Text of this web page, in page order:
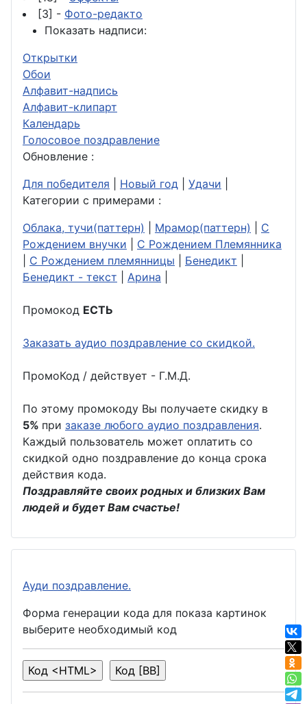
[3] - Фото-редакто
Показать надписи:
Открытки
Обои
Алфавит-надпись
Алфавит-клипарт
Календарь
Голосовое поздравление
Обновление :
Для победителя
Новый год Удачи
Категории с примерами :
Облака, тучи(паттерн)
Мрамор(паттерн)
С
Рождением внучки
С Рождением Племянника
С Рождением племянницы Бенедикт
Бенедикт - текст
Арина
Промокод ЕСТЬ
Заказать аудио поздравление со скидкой.
ПромоКод / действует - Г.М.Д.
По этому промокоду Вы получаете скидку в
5% при заказе любого аудио поздравления.
Каждый пользователь может оплатить со
скидкой одно поздравление до конца срока
действия кода.
Поздравляйте своих родных и близких Вам
людей и будет Вам счастье!
Ауди поздравление.
Форма генерации кода для показа картинок
выберите необходимый код